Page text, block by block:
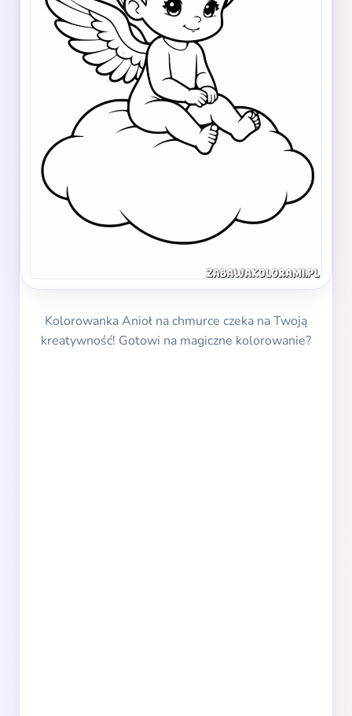
Kolorowanka Anioł na chmurce czeka na Twoją
kreatywność! Gotowi na magiczne kolorowanie?